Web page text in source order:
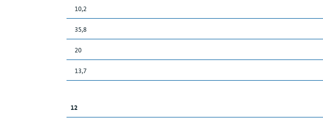
10,2
35,8
20
13,7
12